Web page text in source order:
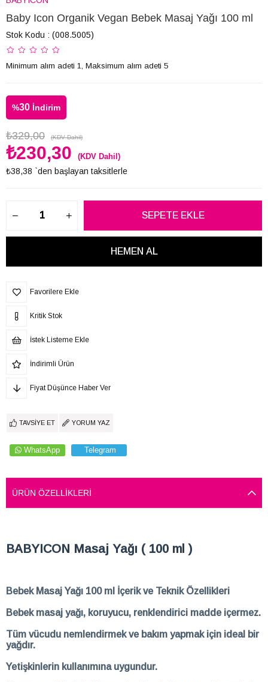
Baby Icon Organik Vegan Bebek Masaj Yağı 100 ml
Stok Kodu (008.5005)
Minimum alım adeti 1, Maksimum alım adeti 5
%30 İndirim
₺329,00 (KDV Dahil)
₺230,30 (KDV Dahil)
₺38,38 `den başlayan taksitlerle
Favorilere Ekle
Kritik Stok
İstek Listeme Ekle
İndirimli Ürün
Fiyat Düşünce Haber Ver
TAVSIYE ET YORUM YAZ
WhatsApp Telegram
ÜRÜN ÖZELLIKLERI
BABYICON Masaj Yağı ( 100 ml )
Bebek Masaj Yağı 100 ml İçerik ve Teknik Özellikleri
Bebek masaj yağı, koruyucu, renklendirici madde içermez.
Tüm vücudu nemlendirmek ve bakım yapmak için ideal bir
yağdır.
Yetişkinlerin kullanımına uygundur.